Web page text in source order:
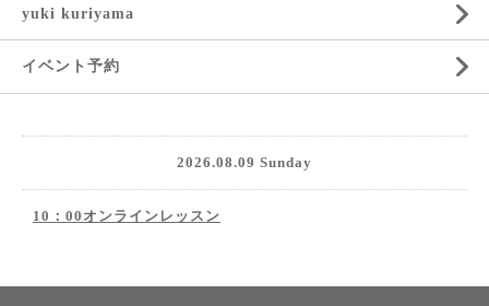
yuki kuriyama
イベント予約
2026.08.09 Sunday
10：00オンラインレッスン